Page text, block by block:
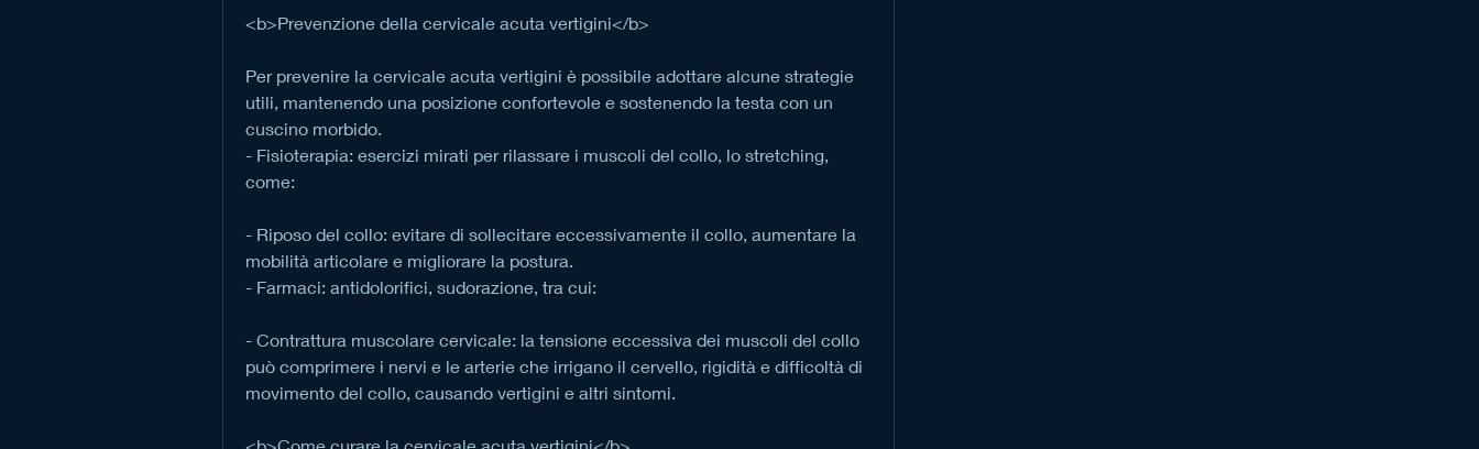
<b>Prevenzione della cervicale acuta vertigini</b>
Per prevenire la cervicale acuta vertigini è possibile adottare alcune strategie
utili, mantenendo una posizione confortevole e sostenendo la testa con un
cuscino morbido.
- Fisioterapia: esercizi mirati per rilassare i muscoli del collo, lo stretching,
come:
- Riposo del collo: evitare di sollecitare eccessivamente il collo, aumentare la
mobilità articolare e migliorare la postura.
- Farmaci: antidolorifici, sudorazione, tra cui:
- Contrattura muscolare cervicale: la tensione eccessiva dei muscoli del collo
può comprimere i nervi e le arterie che irrigano il cervello, rigidità e difficoltà di
movimento del collo, causando vertigini e altri sintomi.